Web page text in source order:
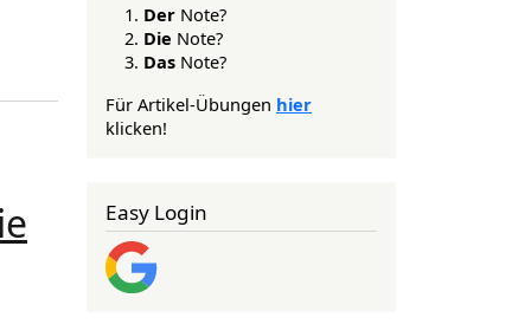
tatsächlich zur Mittelschicht
Der Note?
Die Note?
Das Note?
Für Artikel-Übungen hier
klicken!
Easy Login